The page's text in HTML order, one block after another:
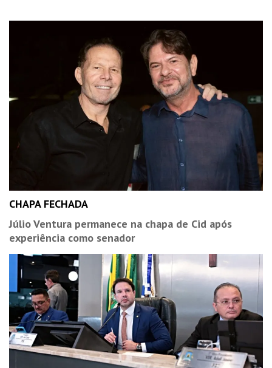
CHAPA FECHADA
Júlio Ventura permanece na chapa de Cid após
experiência como senador